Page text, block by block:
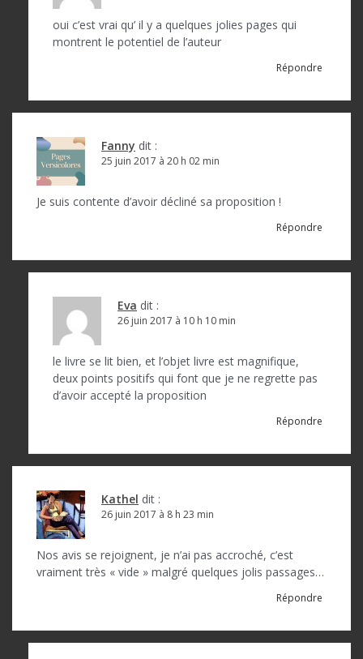
oui c’est vrai qu’ il y a quelques jolies pages qui
montrent le potentiel de l’auteur
Répondre
Fanny dit :
25 juin 2017 à 20 h 02 min
Je suis contente d’avoir décliné sa proposition !
Répondre
Eva dit :
26 juin 2017 à 10 h 10 min
le livre se lit bien, et l’objet livre est magnifique,
deux points positifs qui font que je ne regrette pas
d’avoir accepté la proposition
Répondre
Kathel dit :
26 juin 2017 à 8 h 23 min
Nos avis se rejoignent, je n’ai pas accroché, c’est
vraiment très « vide » malgré quelques jolis passages…
Répondre